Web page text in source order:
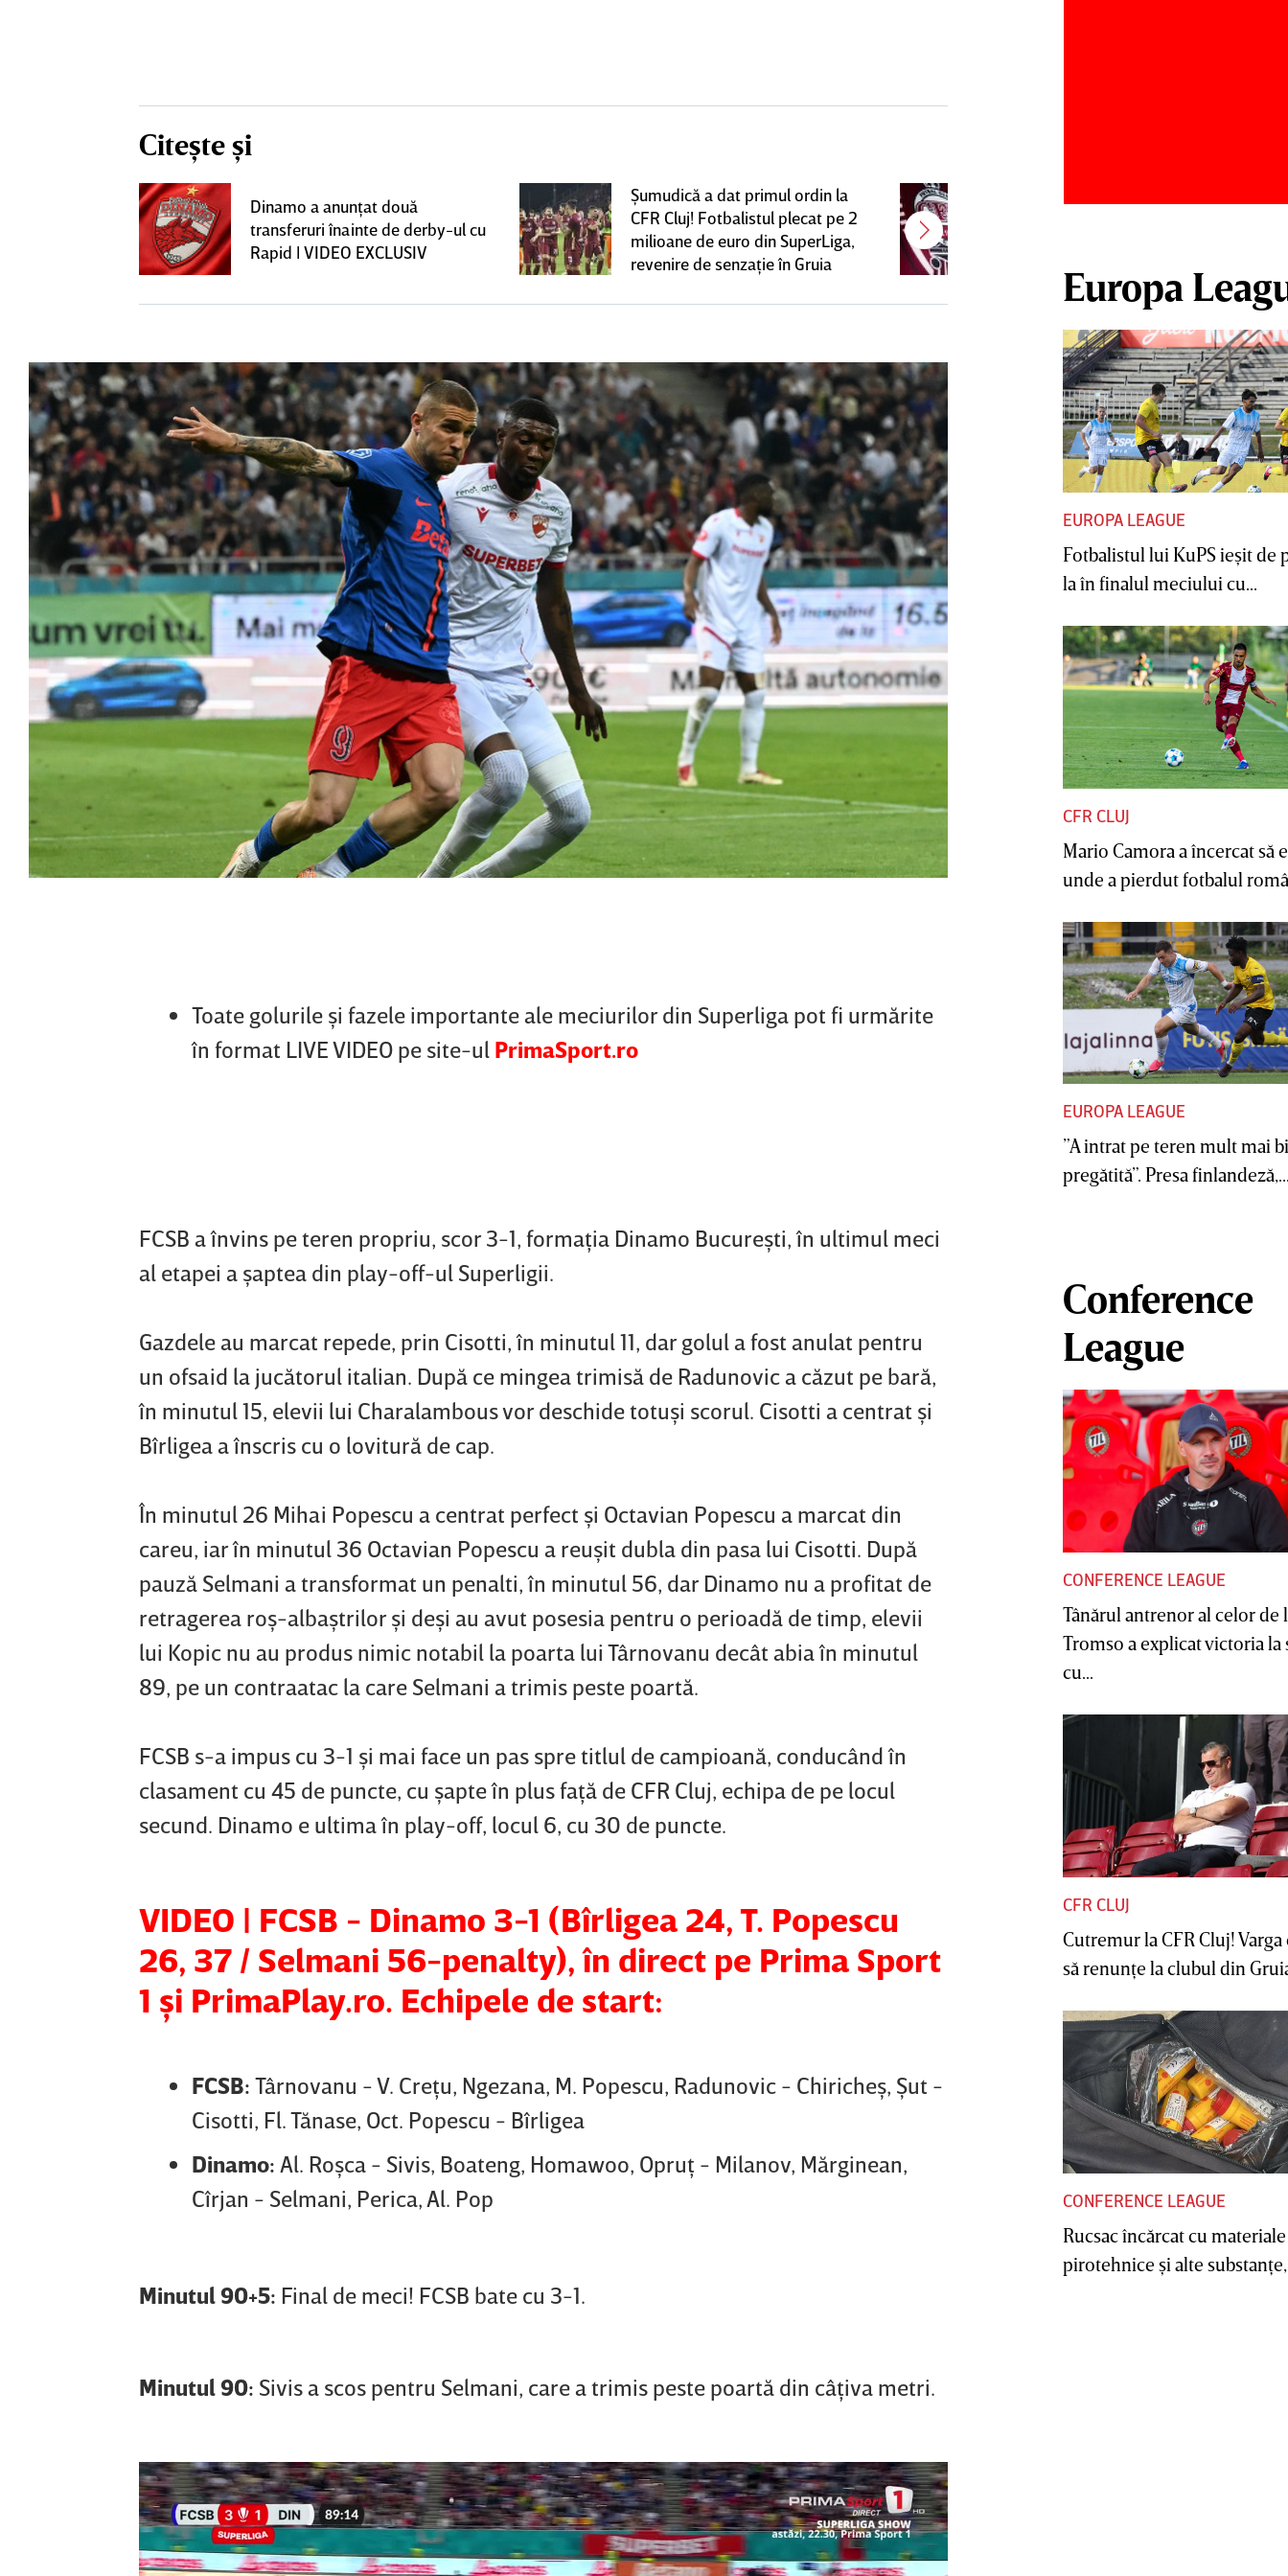
Citește și
Dinamo a anunţat două
transferuri înainte de derby-ul cu
Rapid | VIDEO EXCLUSIV
Şumudică a dat primul ordin la
CFR Cluj! Fotbalistul plecat pe 2
milioane de euro din SuperLiga,
revenire de senzaţie în Gruia
”Am bătut palma!” CFR Cluj are
Toate golurile şi fazele importante ale meciurilor din Superliga pot fi urmărite
în format LIVE VIDEO pe site-ul PrimaSport.ro
FCSB a învins pe teren propriu, scor 3-1, formaţia Dinamo Bucureşti, în ultimul meci
al etapei a şaptea din play-off-ul Superligii.
Gazdele au marcat repede, prin Cisotti, în minutul 11, dar golul a fost anulat pentru
un ofsaid la jucătorul italian. După ce mingea trimisă de Radunovic a căzut pe bară,
în minutul 15, elevii lui Charalambous vor deschide totuşi scorul. Cisotti a centrat şi
Bîrligea a înscris cu o lovitură de cap.
În minutul 26 Mihai Popescu a centrat perfect şi Octavian Popescu a marcat din
careu, iar în minutul 36 Octavian Popescu a reuşit dubla din pasa lui Cisotti. După
pauză Selmani a transformat un penalti, în minutul 56, dar Dinamo nu a profitat de
retragerea roş-albaştrilor şi deşi au avut posesia pentru o perioadă de timp, elevii
lui Kopic nu au produs nimic notabil la poarta lui Târnovanu decât abia în minutul
89, pe un contraatac la care Selmani a trimis peste poartă.
FCSB s-a impus cu 3-1 şi mai face un pas spre titlul de campioană, conducând în
clasament cu 45 de puncte, cu şapte în plus faţă de CFR Cluj, echipa de pe locul
secund. Dinamo e ultima în play-off, locul 6, cu 30 de puncte.
VIDEO | FCSB - Dinamo 3-1 (Bîrligea 24, T. Popescu
26, 37 / Selmani 56-penalty), în direct pe Prima Sport
1 şi PrimaPlay.ro. Echipele de start:
FCSB: Târnovanu - V. Creţu, Ngezana, M. Popescu, Radunovic - Chiricheş, Şut -
Cisotti, Fl. Tănase, Oct. Popescu - Bîrligea
Dinamo: Al. Roşca - Sivis, Boateng, Homawoo, Opruţ - Milanov, Mărginean,
Cîrjan - Selmani, Perica, Al. Pop
Minutul 90+5: Final de meci! FCSB bate cu 3-1.
Minutul 90: Sivis a scos pentru Selmani, care a trimis peste poartă din câţiva metri.
Europa
EUROPA LEAGUE
Fotbalistul lui KuPS ieşit de
la în finalul meciului cu...
CFR CLUJ
Mario Camora a încercat să
unde a pierdut fotbalul
EUROPA LEAGUE
”A intrat pe teren mult mai
pregătită”. Presa
Conference
League
CONFERENCE LEAGUE
Tânărul antrenor al celor de
Tromso a explicat victoria la
cu...
CFR CLUJ
Cutremur la CFR Cluj! Varga
să renunţe la clubul din
CONFERENCE LEAGUE
Rucsac încărcat cu materiale
pirotehnice şi alte substanţe,